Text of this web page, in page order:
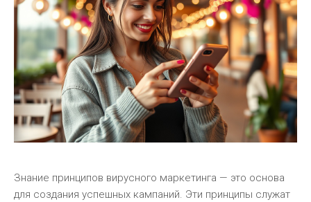
Знание принципов вирусного маркетинга — это основа
для создания успешных кампаний. Эти принципы служат